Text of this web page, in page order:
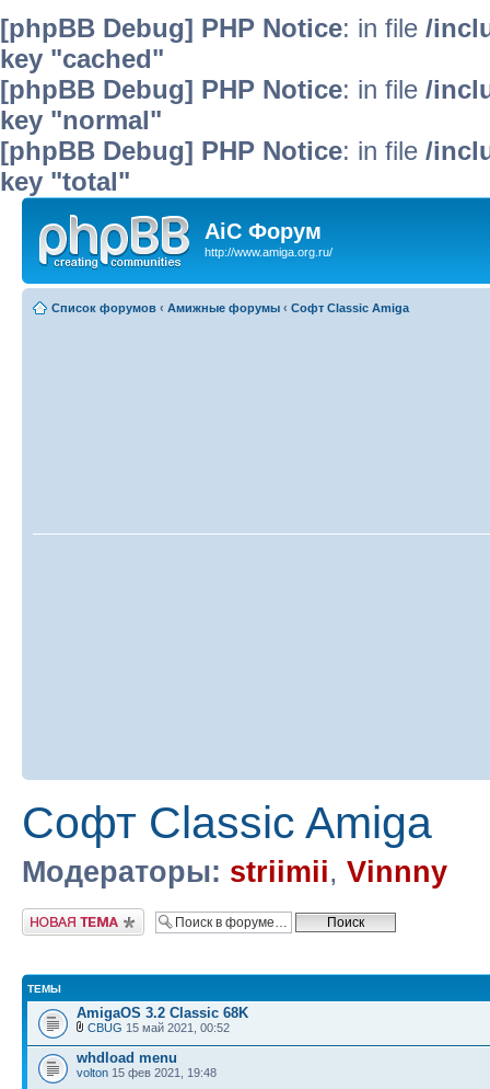
[phpBB Debug] PHP Notice: in file /
key "cached"
[phpBB Debug] PHP Notice: in file /
key "normal"
[phpBB Debug] PHP Notice: in file /
key "total"
AiC Форум
http://www.amiga.org.ru/
Список форумов ‹ Амижные форумы ‹ Софт Classic Amiga
Софт Classic Amiga
Модераторы: striimii, Vinnny
Новая тема
ТЕМЫ
AmigaOS 3.2 Classic 68K
CBUG 15 май 2021, 00:52
whdload menu
volton 15 фев 2021, 19:48